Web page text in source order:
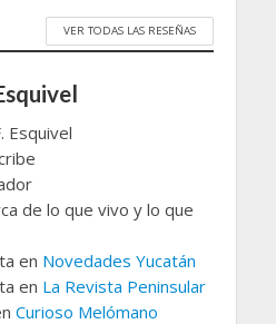
VER TODAS LAS RESEÑAS
Esquivel
de lo que vivo y lo que
en Novedades Yucatán
en La Revista Peninsular
Curioso Melómano